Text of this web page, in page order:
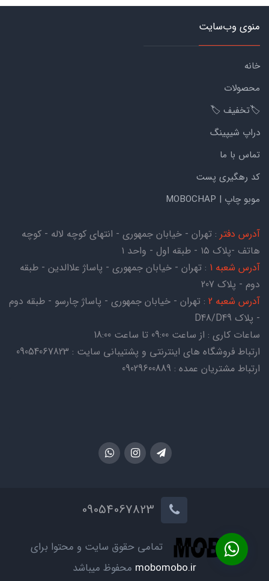
منوی وب‌سایت
خانه
محصولات
🏷️تخفیف 🏷️
دراپ شیپینگ
تماس با ما
کد رهگیری پست
موبو چاپ | MOBOCHAP
آدرس دفتر : تهران - خیابان جمهوری - انتهای کوچه لاله - کوچه
هاتف -پلاک ۱۵ - طبقه اول - واحد ۱
آدرس شعبه 1
: تهران - خیابان جمهوری - پاساژ علاالدین - طبقه
دوم - پلاک 207
آدرس شعبه 2
: تهران - خیابان جمهوری - پاساژ چارسو - طبقه دوم
- پلاک D48/D49
ساعات کاری : از ساعت 09:00 تا ساعت 18:00
ارتباط فروشگاه های اینترنتی و پشتیبانی سایت : 09054067823
ارتباط مشتریان عمده : 09029600889
تمامی حقوق سایت و محتوا برای
mobomobo.ir محفوظ میباشد